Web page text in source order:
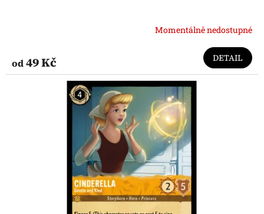
Momentálně nedostupné
od49 Kč DETAIL